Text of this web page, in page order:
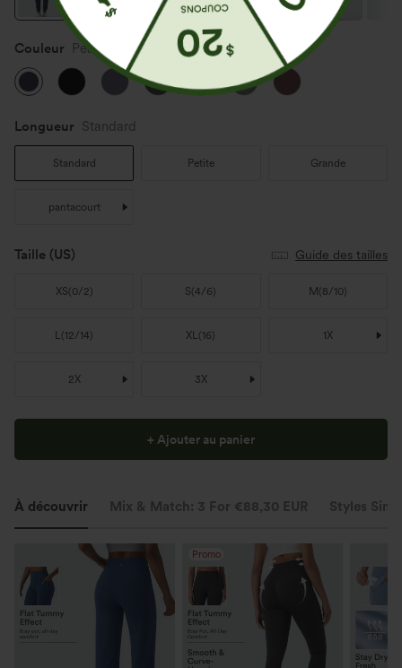
Couleur Peacoat
Longueur Standard
Standard Petite Grande
pantacourt
Taille (US) Guide des tailles
XS(0/2) S(4/6) M (8/10)
L(12/14) XL(16) 1X
2X 3X
+ Ajouter au panier
À découvrir Mix & Match: 3 For €88,30 EUR Styles
Promo